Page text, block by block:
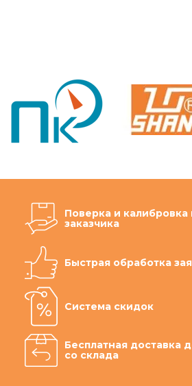
Поверка и
заказчика
Быстрая обработка
Система скидок
Бесплатная доставка
со склада